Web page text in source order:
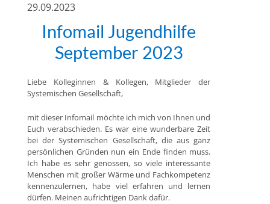
29.09.2023
Infomail Jugendhilfe
September 2023
Liebe Kolleginnen & Kollegen, Mitglieder der
Systemischen Gesellschaft,
mit dieser Infomail möchte ich mich von Ihnen und
Euch verabschieden. Es war eine wunderbare Zeit
bei der Systemischen Gesellschaft, die aus ganz
persönlichen Gründen nun ein Ende finden muss.
Ich habe es sehr genossen, so viele interessante
Menschen mit großer Wärme und Fachkompetenz
kennenzulernen, habe viel erfahren und lernen
dürfen. Meinen aufrichtigen Dank dafür.